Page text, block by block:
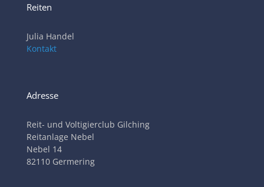
Reiten
Julia Handel
Kontakt
Adresse
Reit- und Voltigierclub Gilching
Reitanlage Nebel
Nebel 14
82110 Germering